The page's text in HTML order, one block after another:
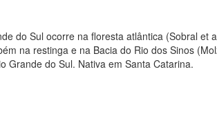
do Sul ocorre na floresta atlântica (Sobral et
na restinga e na Bacia do Rio dos Sinos
Grande do Sul. Nativa em Santa Catarina.